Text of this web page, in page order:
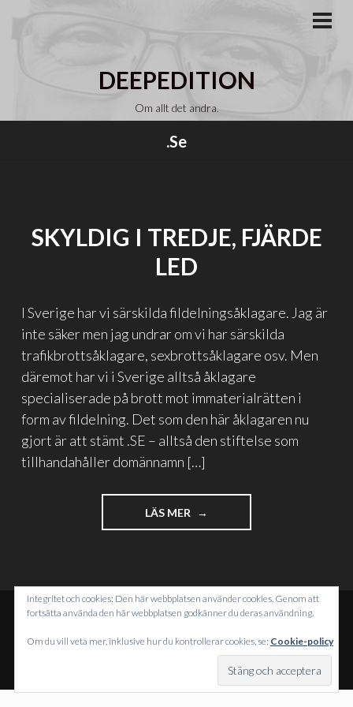
DEEPEDITION
Om allt det andra.
.se
SKYLDIG I TREDJE, FJÄRDE
LED
I Sverige har vi särskilda fildelningsåklagare. Jag är
inte säker men jag undrar om vi har särskilda
trafikbrottsåklagare, sexbrottsåklagare osv. Men
däremot har vi i Sverige alltså åklagare
specialiserade på brott mot immaterialrätten i
form av fildelning. Det som den här åklagaren nu
gjort är att stämt .SE – alltså den stiftelse som
tillhandahåller domännamn […]
LÄS MER
"SKYLDIG
I
TEMA: INTERGALACTIC AVWORDPRESS.COM.
Integritet och cookies: Den här webbplatsen använder cookies. Genom att
fortsätta använda den här webbplatsen godkänner du deras användning.
Om du vill veta mer, inklusive hur du kontrollerar cookies, se: Cookie-policy